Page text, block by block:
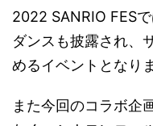
2022 SANRIO FES
ダンスも披露され、
めるイベントとなり
また今回のコラボ企